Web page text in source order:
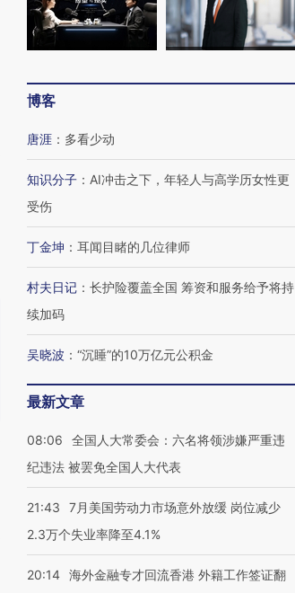
博客
唐涯 ： 多看少动
知识分子 ： AI冲击之下，年轻人与高学历女性更
受伤
丁金坤 ： 耳闻目睹的几位律师
村夫日记 ： 长护险覆盖全国 筹资和服务给予将持
续加码
吴晓波 ： “沉睡”的10万亿元公积金
最新文章
08:06
全国人大常委会：六名将领涉嫌严重违
纪违法 被罢免全国人大代表
21:43
7月美国劳动力市场意外放缓 岗位减少
2.3万个失业率降至4.1%
20:14 海外金融专才回流香港 外籍工作签证翻